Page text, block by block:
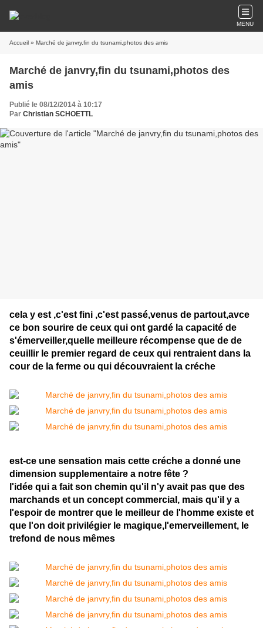
MENU
Accueil » Marché de janvry,fin du tsunami,photos des amis
Marché de janvry,fin du tsunami,photos des
amis
Publié le 08/12/2014 à 10:17
Par Christian SCHOETTL
cela y est ,c'est fini ,c'est passé,venus de partout,avce
ce bon sourire de ceux qui ont gardé la capacité de
s'émerveiller,quelle meilleure récompense que de de
ceuillir le premier regard de ceux qui rentraient dans la
cour de la ferme ou qui découvraient la créche
est-ce une sensation mais cette créche a donné une
dimension supplementaire a notre fête ?
l'idée qui a fait son chemin qu'il n'y avait pas que des
marchands et un concept commercial, mais qu'il y a
l'espoir de montrer que le meilleur de l'homme existe et
que l'on doit privilégier le magique,l'emerveillement, le
trefond de nous mêmes